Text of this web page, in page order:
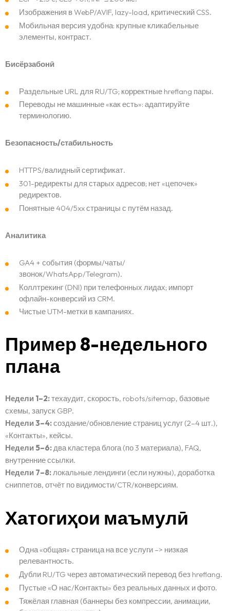
Саҳифаи асосӣ
Портфолио
Хизматрасониҳо
Блог
Саволҳои зиёд такрормешуда
Тамос
Изображения в WebP/AVIF, lazy-load, критический CSS.
Мобильная версия удобна: крупные кликабельные
элементы, контраст.
Бисёрзабонӣ
Раздельные URL для RU/TG; корректные hreflang пары.
Переводы не машинные «как есть»: адаптируйте
терминологию.
Безопасность/стабильность
HTTPS/валидный сертификат.
301-редиректы для старых адресов; нет «цепочек»
редиректов.
Понятные 404/5xx страницы с путём назад.
Аналитика
GA4 + события (формы/чаты/
звонок/WhatsApp/Telegram).
Коллтрекинг (DNI) при телефонных лидах; импорт
офлайн-конверсий из CRM.
Чистые UTM-метки в кампаниях.
Пример 8-недельного
плана
Недели 1–2:техаудит, скорость, robots/sitemap, базовые
схемы, запуск GBP.
Недели 3–4:создание/обновление страниц услуг (2–4 шт.),
«Контакты», кейсы.
Недели 5–6:два кластера блога (по 3 материала), FAQ,
внутренние ссылки.
Недели 7–8:локальные лендинги (если нужны), доработка
сниппетов, отчёт по видимости/CTR/конверсиям.
Хатогиҳои маъмулӣ
Одна «общая» страница на все услуги –> низкая
релевантность.
Дубли RU/TG через автоматический перевод без hreflang.
Пустые «О нас/Контакты» без реальных данных и фото.
Тяжёлая главная (баннеры без компрессии, анимации,